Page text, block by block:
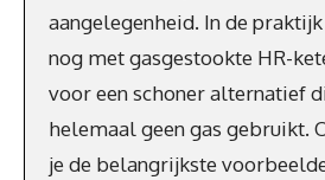
aangelegenheid. In de
nog met gasgestookte HR-
voor een schoner alternatief
helemaal geen gas gebruikt.
je de belangrijkste